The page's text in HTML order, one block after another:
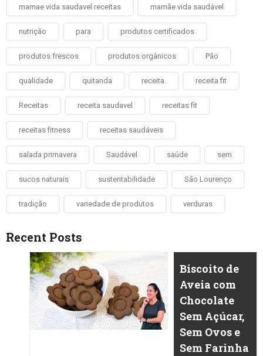
mamae vida saudavel receitas mamãe vida saudável
nutrição para produtos certificados
produtos frescos produtos orgânicos Pão
qualidade quitanda receita. receita fit
Receitas receita saudavel receitas fit
receitas fitness receitas saudáveis
salada primavera Saudável saúde sem
sucos naturais sustentabilidade São Lourenço
tradição variedade de produtos verduras
Recent Posts
Biscoito de
Aveia com
Chocolate
Sem Açúcar,
Sem Ovos e
Sem Farinha